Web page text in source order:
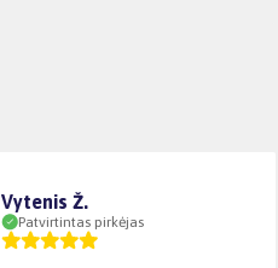
Vytenis Ž.
Patvirtintas pirkėjas